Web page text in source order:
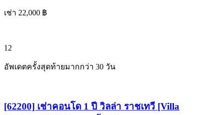
เช่า 22,000 ฿
12
อัพเดตครั้งสุดท้ายมากกว่า 30 วัน
[62200] เช่าคอนโด 1 ปี วิลล่า ราชเทวี [Villa